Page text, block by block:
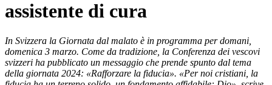
assistente di cura
In Svizzera la Giornata dal malato è in programma per domani,
domenica 3 marzo. Come da tradizione, la Conferenza dei vescovi
svizzeri ha pubblicato un messaggio che prende spunto dal tema
della giornata 2024: «Rafforzare la fiducia». «Per noi cristiani, la